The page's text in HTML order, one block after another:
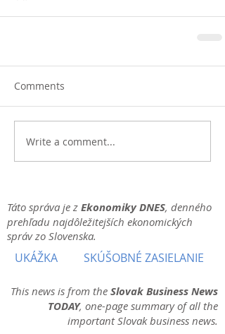
Comments
Write a comment...
Táto správa je z Ekonomiky DNES, denného
prehľadu najdôležitejších ekonomických
správ zo Slovenska.
UKÁŽKA SKÚŠOBNÉ ZASIELANIE
This news is from the Slovak Business News
TODAY, one-page summary of all the
important Slovak business news.